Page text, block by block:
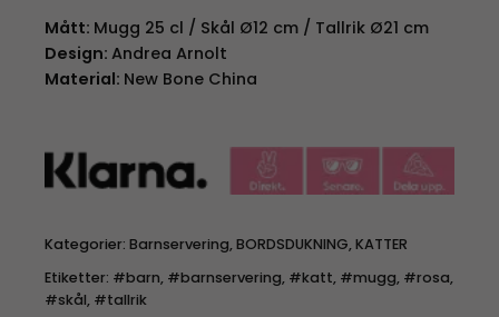
Mått: Mugg 25 cl / Skål Ø12 cm / Tallrik Ø21 cm
Design: Andrea Arnolt
Material: New Bone China
Kategorier: Barnservering,BORDSDUKNING,KATTER
Etiketter: #barn, #barnservering, #katt, #mugg, #rosa,
#skål, #tallrik